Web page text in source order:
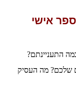
אישי
התעניינתם?
שלכם? מה העסיק